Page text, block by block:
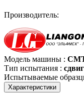
Производитель:
Модель машины :
Тип испытания : сдвиг
Испытываемые
Характеристики